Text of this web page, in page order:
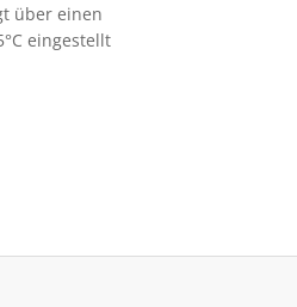
über einen
eingestellt